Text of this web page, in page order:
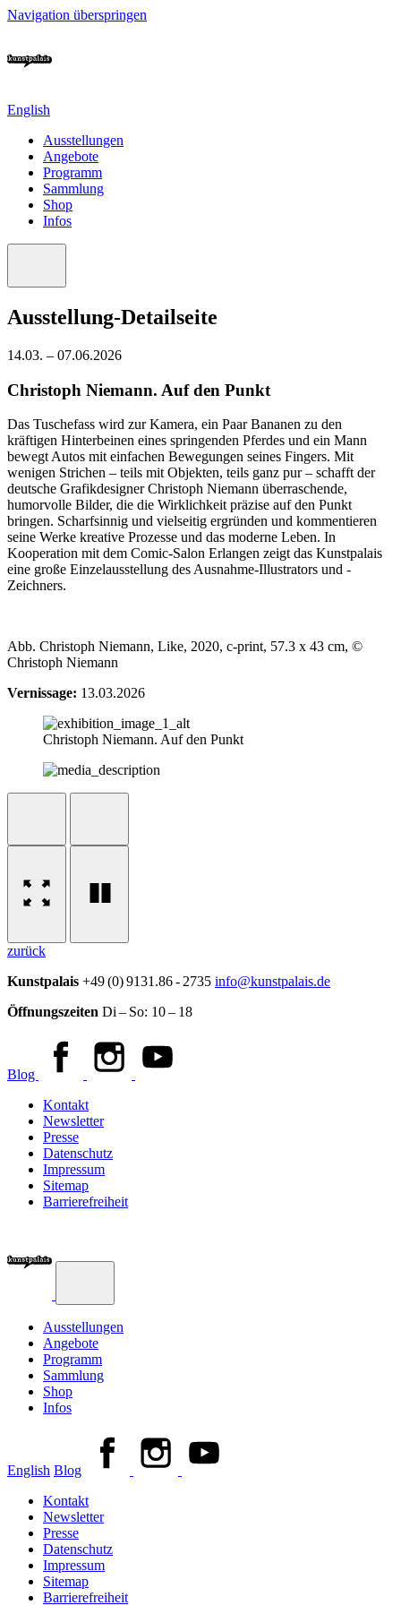
Navigation überspringen
English
Ausstellungen
Angebote
Programm
Sammlung
Shop
Infos
Ausstellung-Detailseite
14.03. – 07.06.2026
Christoph Niemann. Auf den Punkt
Das Tuschefass wird zur Kamera, ein Paar Bananen zu den
kräftigen Hinterbeinen eines springenden Pferdes und ein Mann
bewegt Autos mit einfachen Bewegungen seines Fingers. Mit
wenigen Strichen – teils mit Objekten, teils ganz pur – schafft der
deutsche Grafikdesigner Christoph Niemann überraschende,
humorvolle Bilder, die die Wirklichkeit präzise auf den Punkt
bringen. Scharfsinnig und vielseitig ergründen und kommentieren
seine Werke kreative Prozesse und das moderne Leben. In
Kooperation mit dem Comic-Salon Erlangen zeigt das Kunstpalais
eine große Einzelausstellung des Ausnahme-Illustrators und -
Zeichners.
Abb. Christoph Niemann, Like, 2020, c-print, 57.3 x 43 cm, ©
Christoph Niemann
Vernissage: 13.03.2026
Christoph Niemann. Auf den Punkt
zurück
Kunstpalais +49 (0) 9131.86 - 2735 info@kunstpalais.de
Öffnungszeiten Di – So: 10 – 18
Blog
Kontakt
Newsletter
Presse
Datenschutz
Impressum
Sitemap
Barrierefreiheit
Ausstellungen
Angebote
Programm
Sammlung
Shop
Infos
English Blog
Kontakt
Newsletter
Presse
Datenschutz
Impressum
Sitemap
Barrierefreiheit